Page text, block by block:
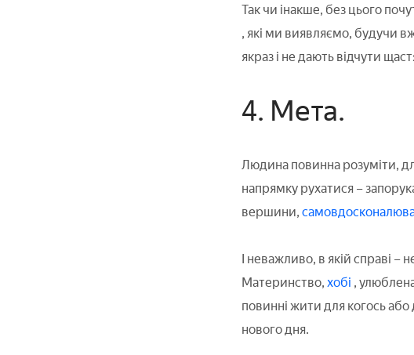
Так чи інакше, без цього
, які ми виявляємо, будучи
якраз і не дають відчути
4. Мета.
Людина повинна розуміти,
напрямку рухатися –
вершини,
І неважливо, в якій справі
Материнство, хобі ,
повинні жити для когось
нового дня.